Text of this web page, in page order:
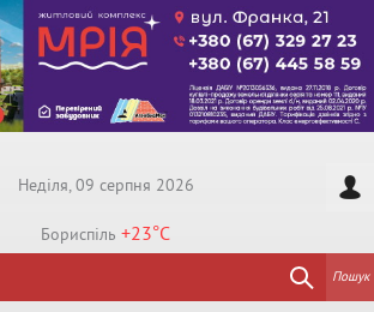
Недiля, 09 серпня 2026
Бориспiль +23°C
Пошук